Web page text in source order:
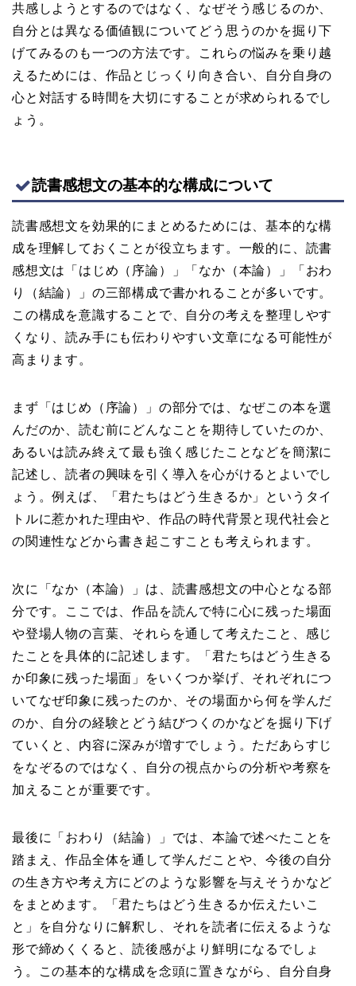
共感しようとするのではなく、なぜそう感じるのか、
自分とは異なる価値観についてどう思うのかを掘り下
げてみるのも一つの方法です。これらの悩みを乗り越
えるためには、作品とじっくり向き合い、自分自身の
心と対話する時間を大切にすることが求められるでし
ょう。
読書感想文の基本的な構成について
読書感想文を効果的にまとめるためには、基本的な構
成を理解しておくことが役立ちます。一般的に、読書
感想文は「はじめ（序論）」「なか（本論）」「おわ
り（結論）」の三部構成で書かれることが多いです。
この構成を意識することで、自分の考えを整理しやす
くなり、読み手にも伝わりやすい文章になる可能性が
高まります。
まず「はじめ（序論）」の部分では、なぜこの本を選
んだのか、読む前にどんなことを期待していたのか、
あるいは読み終えて最も強く感じたことなどを簡潔に
記述し、読者の興味を引く導入を心がけるとよいでし
ょう。例えば、「君たちはどう生きるか」というタイ
トルに惹かれた理由や、作品の時代背景と現代社会と
の関連性などから書き起こすことも考えられます。
次に「なか（本論）」は、読書感想文の中心となる部
分です。ここでは、作品を読んで特に心に残った場面
や登場人物の言葉、それらを通して考えたこと、感じ
たことを具体的に記述します。「君たちはどう生きる
か印象に残った場面」をいくつか挙げ、それぞれにつ
いてなぜ印象に残ったのか、その場面から何を学んだ
のか、自分の経験とどう結びつくのかなどを掘り下げ
ていくと、内容に深みが増すでしょう。ただあらすじ
をなぞるのではなく、自分の視点からの分析や考察を
加えることが重要です。
最後に「おわり（結論）」では、本論で述べたことを
踏まえ、作品全体を通して学んだことや、今後の自分
の生き方や考え方にどのような影響を与えそうかなど
をまとめます。「君たちはどう生きるか伝えたいこ
と」を自分なりに解釈し、それを読者に伝えるような
形で締めくくると、読後感がより鮮明になるでしょ
う。この基本的な構成を念頭に置きながら、自分自身